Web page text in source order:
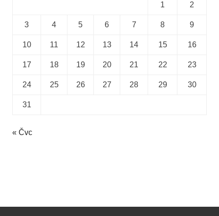
1 2
3 4 5 6 7 8 9
10 11 12 13 14 15 16
17 18 19 20 21 22 23
24 25 26 27 28 29 30
31
« Čvc